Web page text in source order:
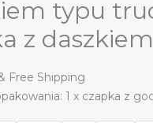
typu
z daszkiem
Free Shipping
1 x czapka z